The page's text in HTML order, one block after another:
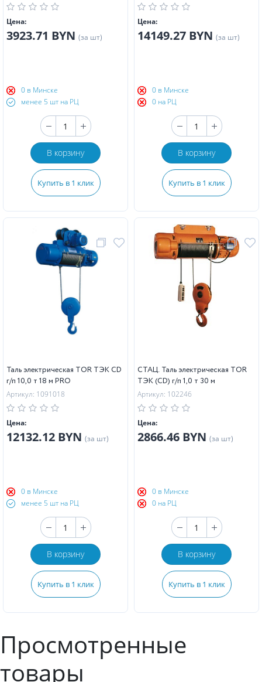
Цена:
3923.71 BYN (за шт)
0 в Минске
менее 5 шт на РЦ
В корзину
Купить в 1 клик
Цена:
14149.27 BYN (за шт)
0 в Минске
0 на РЦ
В корзину
Купить в 1 клик
Таль электрическая TOR ТЭК CD
г/п 10,0 т 18 м PRO
Артикул: 1091018
Цена:
12132.12 BYN (за шт)
0 в Минске
менее 5 шт на РЦ
В корзину
Купить в 1 клик
СТАЦ. Таль электрическая TOR
ТЭК (CD) г/п 1,0 т 30 м
Артикул: 102246
Цена:
2866.46 BYN (за шт)
0 в Минске
0 на РЦ
В корзину
Купить в 1 клик
Просмотренные
товары